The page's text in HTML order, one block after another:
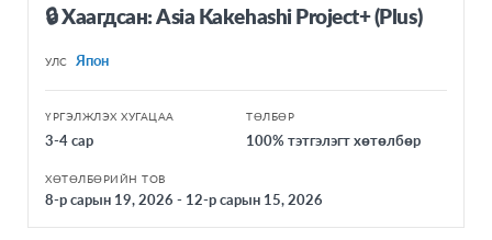
🔒 Хаагдсан: Asia Kakehashi Project+ (Plus)
УЛС Япон
ҮРГЭЛЖЛЭХ ХУГАЦАА
3-4 сар
ТӨЛБӨР
100% тэтгэлэгт хөтөлбөр
ХӨТӨЛБӨРИЙН ТОВ
8-р сарын 19, 2026 - 12-р сарын 15, 2026